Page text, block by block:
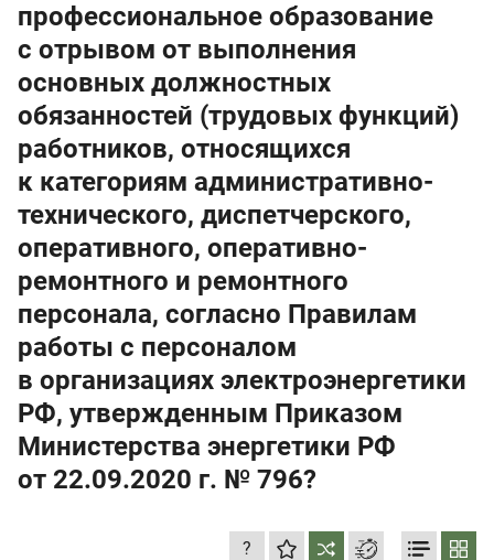
профессиональное образование
с отрывом от выполнения
основных должностных
обязанностей (трудовых функций)
работников, относящихся
к категориям административно-
технического, диспетчерского,
оперативного, оперативно-
ремонтного и ремонтного
персонала, согласно Правилам
работы с персоналом
в организациях электроэнергетики
РФ, утвержденным Приказом
Министерства энергетики РФ
от 22.09.2020 г. № 796?
?